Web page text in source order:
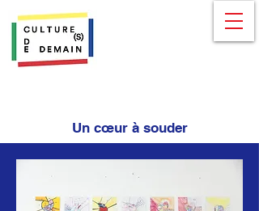
Un cœur à souder